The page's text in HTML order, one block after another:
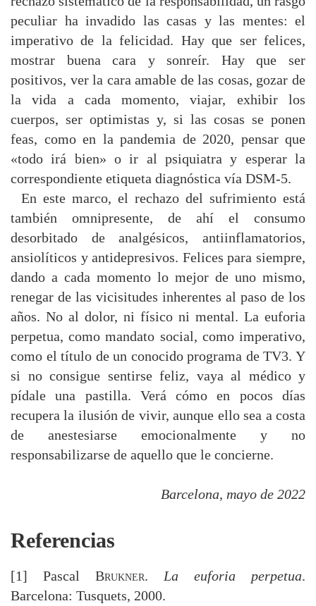
peculiar ha invadido las casas y las mentes: el
imperativo de la felicidad. Hay que ser felices,
mostrar buena cara y sonreír. Hay que ser
positivos, ver la cara amable de las cosas, gozar de
la vida a cada momento, viajar, exhibir los
cuerpos, ser optimistas y, si las cosas se ponen
feas, como en la pandemia de 2020, pensar que
«todo irá bien» o ir al psiquiatra y esperar la
correspondiente etiqueta diagnóstica vía DSM-5.
En este marco, el rechazo del sufrimiento está
también omnipresente, de ahí el consumo
desorbitado de analgésicos, antiinflamatorios,
ansiolíticos y antidepresivos. Felices para siempre,
dando a cada momento lo mejor de uno mismo,
renegar de las vicisitudes inherentes al paso de los
años. No al dolor, ni físico ni mental. La euforia
perpetua, como mandato social, como imperativo,
como el título de un conocido programa de TV3. Y
si no consigue sentirse feliz, vaya al médico y
pídale una pastilla. Verá cómo en pocos días
recupera la ilusión de vivir, aunque ello sea a costa
de anestesiarse emocionalmente y no
responsabilizarse de aquello que le concierne.
Barcelona, mayo de 2022
Referencias
[1] Pascal Brukner. La euforia perpetua.
Barcelona: Tusquets, 2000.